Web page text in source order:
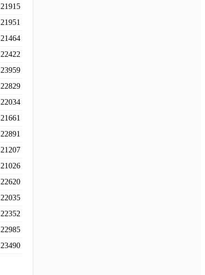
21915
21951
21464
22422
23959
22829
22034
21661
22891
21207
21026
22620
22035
22352
22985
23490